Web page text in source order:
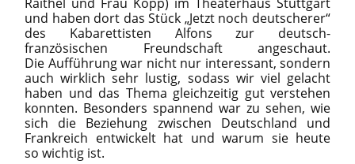
und haben dort das Stück „Jetzt noch deutscherer“
des Kabarettisten Alfons zur deutsch-
französischen Freundschaft angeschaut.
Die Aufführung war nicht nur interessant, sondern
auch wirklich sehr lustig, sodass wir viel gelacht
haben und das Thema gleichzeitig gut verstehen
konnten. Besonders spannend war zu sehen, wie
sich die Beziehung zwischen Deutschland und
Frankreich entwickelt hat und warum sie heute
so wichtig ist.